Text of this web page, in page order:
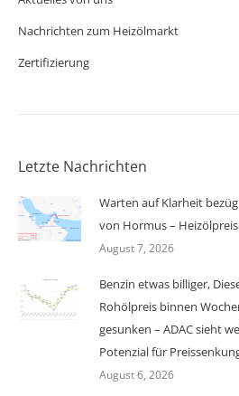
Nachrichten zum Heizölmarkt
Zertifizierung
Letzte Nachrichten
Warten auf Klarheit
von Hormus –
August 7, 2026
Benzin etwas billiger,
Rohölpreis binnen
gesunken – ADAC sieht
Potenzial für
August 6, 2026